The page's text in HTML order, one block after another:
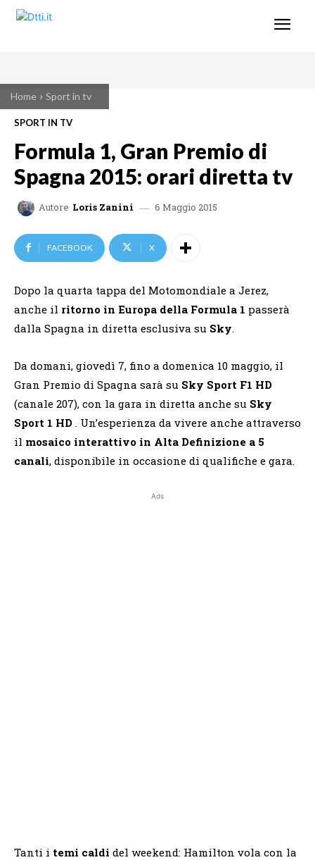
Home Sport in tv
SPORT IN TV
Formula 1, Gran Premio di
Spagna 2015: orari diretta tv
Autore Loris Zanini 6 Maggio 2015
FACEBOOK X
Dopo la quarta tappa del Motomondiale a Jerez,
anche il ritorno in Europa della Formula 1 passerà
dalla Spagna in diretta esclusiva su Sky.
Da domani, giovedì 7, fino a domenica 10 maggio, il
Gran Premio di Spagna sarà su Sky Sport F1 HD
(canale 207), con la gara in diretta anche su Sky
Sport 1 HD . Un’esperienza da vivere anche attraverso
il mosaico interattivo in Alta Definizione a 5
canali, disponibile in occasione di qualifiche e gara.
Ads
Tanti i temi caldi del weekend: Hamilton vola con la